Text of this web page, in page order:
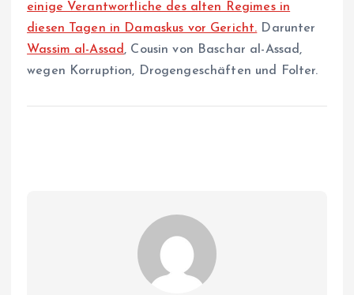
einige Verantwortliche des alten Regimes in
diesen Tagen in Damaskus vor Gericht. Darunter
Wassim al-Assad, Cousin von Baschar al-Assad,
wegen Korruption, Drogengeschäften und Folter.